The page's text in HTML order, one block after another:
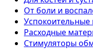
От боли и
Успокоительные
Расходные
Стимуляторы